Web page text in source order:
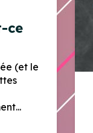
ce
(et le